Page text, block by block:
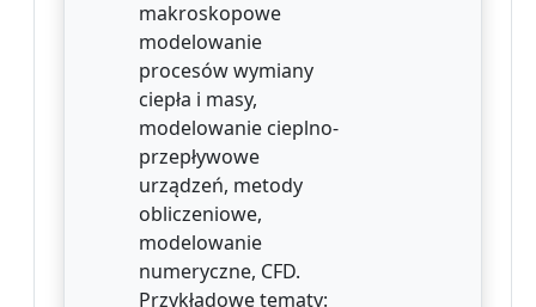
makroskopowe
modelowanie
procesów wymiany
ciepła i masy,
modelowanie cieplno-
przepływowe
urządzeń, metody
obliczeniowe,
modelowanie
numeryczne, CFD.
Przykładowe tematy: